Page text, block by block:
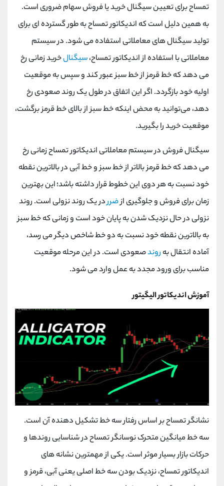
تمساح برای تعیین سیگنال خرید یا فروش سهام ضروری است.
به همین دلیل است که اندیکاتور تمساح به طور گسترده ای برای
تولید سیگنال های معاملاتی استفاده می شود. در سیستم
معاملاتی با استفاده از اندیکاتور تمساح،سیگنالخرید زمانی رخ
می دهد که خط قرمز از خط سبز عبور کند و سپس به موقعیت
اولیه خود بازگردد. اگر این اتفاق در طول یک روند صعودی رخ
دهد، می‌توانید به محض اینکه خط سبز از بالای خط قرمز برگشت،
موقعیت خرید را بگیرید.
سیگنال فروش در سیستم معاملاتی اندیکاتور تمساح زمانی رخ
می دهد که خط قرمز بالاتر از خط سبز و خط آبی در بالاترین نقطه
خود نسبت به هر دوی این خطوط قرار داشته باشد؛ این بهترین
زمان برای فروش و جلوگیری ازضرردر یک روند نزولی است. روند
نزولی در حال نزدیک شدن به پایان خود است و زمانی که خط سبز
به بالاترین نقطه خود نسبت به دو خط شاخص دیگر می رسد،
آماده انتقال به روندصعودی است. در این مرحله موقعیت
مناسب برای ورود مجدد به عمل وارد می شود.
آموزش اندیکاتور الیگیتور
نشانگر تمساح بر اساس رفتار سه خط تشکیل دهنده آن است.
سه خط میانگین متحرک نوسانگر تمساح در شناسایی روندها و
حرکات بازار بسیار موثر است. یکی از مهمترین نشانه های
اندیکاتور تمساح، نزدیک بودن سه خط اصلی یعنی آبی، قرمز و